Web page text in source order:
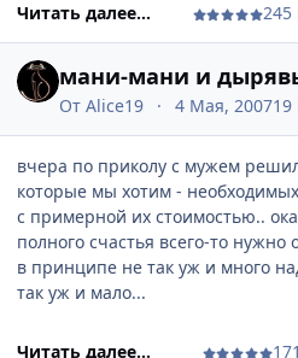
между прочим, если бы муж с
меня за поворот, я бы не
и еще пива мне не дали,
Читать далее... 245
мани-мани и
От Alice19 4 Мая, 200719
вчера по приколу с мужем
которые мы хотим -
с примерной их стоимостью..
полного счастья всего-то нужно
в принципе не так уж и много
так уж и мало...
Читать далее...